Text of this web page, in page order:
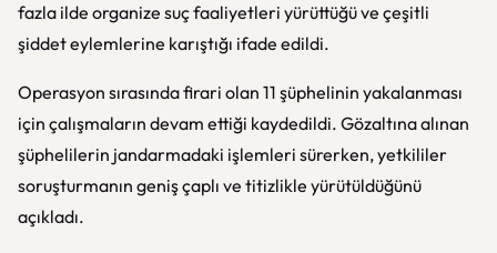
fazla ilde organize suç faaliyetleri yürüttüğü ve çeşitli
şiddet eylemlerine karıştığı ifade edildi.
Operasyon sırasında firari olan 11 şüphelinin yakalanması
için çalışmaların devam ettiği kaydedildi. Gözaltına alınan
şüphelilerin jandarmadaki işlemleri sürerken, yetkililer
soruşturmanın geniş çaplı ve titizlikle yürütüldüğünü
açıkladı.